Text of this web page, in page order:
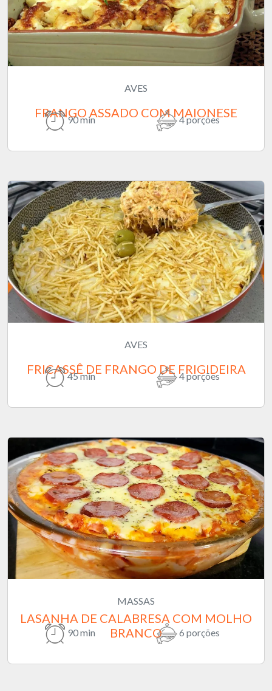
AVES
FRANGO ASSADO COM MAIONESE
90 min 4 porções
AVES
FRICASSÊ DE FRANGO DE FRIGIDEIRA
45 min 4 porções
MASSAS
LASANHA DE CALABRESA COM MOLHO
BRANCO
90 min 6 porções